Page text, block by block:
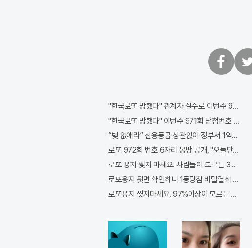
북
"한국로또 망했다" 관계자 실수로 이번주 971회
"한국로또 망했다" 이번주 971회 당첨번호 6자
“빚 없애라” 신용등급 상관없이 정부서 1억지원!
로또 972회 번호 6자리 몽땅 공개, "오늘만" 무
로또 용지 찢지 마세요. 사람들이 모르는 3가지!!
로또용지 뒷면 확인하니 1등당첨 비밀열쇠 발견돼
로또용지 찢지마세요. 97%이상이 모르는 비밀!